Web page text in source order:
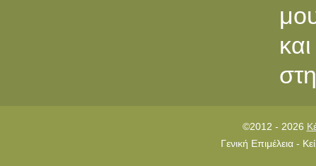
©2012 - 2026
Γενική Επιμέλεια -